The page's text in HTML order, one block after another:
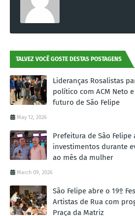
TALVEZ VOCÊ GOSTE DESTAS POSTAGENS
Lideranças Rosalistas
político com ACM Neto
futuro de São Felipe
May 12, 2026
Prefeitura de São
investimentos durante
ao mês da mulher
March 09, 2026
São Felipe abre o 19º
Artistas de Rua com
Praça da Matriz